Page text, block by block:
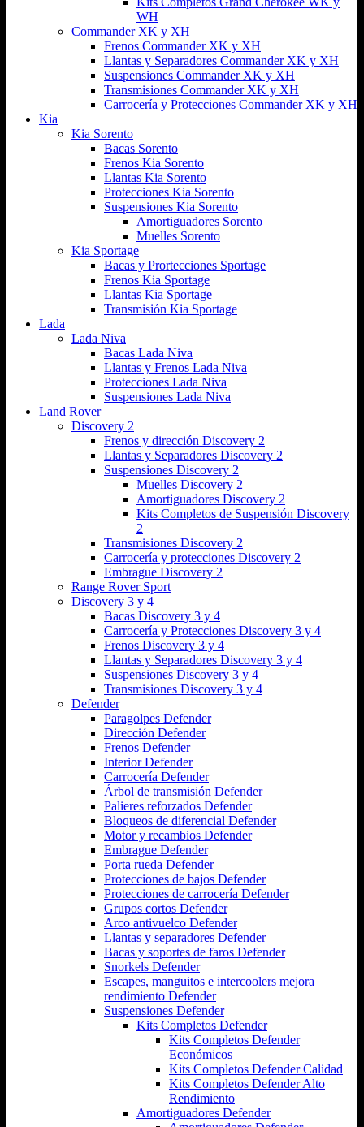
WH
Commander XK y XH
Frenos Commander XK y XH
Llantas y Separadores Commander XK y XH
Suspensiones Commander XK y XH
Transmisiones Commander XK y XH
Carrocería y Protecciones Commander XK y XH
Kia
Kia Sorento
Bacas Sorento
Frenos Kia Sorento
Llantas Kia Sorento
Protecciones Kia Sorento
Suspensiones Kia Sorento
Amortiguadores Sorento
Muelles Sorento
Kia Sportage
Bacas y Prortecciones Sportage
Frenos Kia Sportage
Llantas Kia Sportage
Transmisión Kia Sportage
Lada
Lada Niva
Bacas Lada Niva
Llantas y Frenos Lada Niva
Protecciones Lada Niva
Suspensiones Lada Niva
Land Rover
Discovery 2
Frenos y dirección Discovery 2
Llantas y Separadores Discovery 2
Suspensiones Discovery 2
Muelles Discovery 2
Amortiguadores Discovery 2
Kits Completos de Suspensión Discovery
2
Transmisiones Discovery 2
Carrocería y protecciones Discovery 2
Embrague Discovery 2
Range Rover Sport
Discovery 3 y 4
Bacas Discovery 3 y 4
Carrocería y Protecciones Discovery 3 y 4
Frenos Discovery 3 y 4
Llantas y Separadores Discovery 3 y 4
Suspensiones Discovery 3 y 4
Transmisiones Discovery 3 y 4
Defender
Paragolpes Defender
Dirección Defender
Frenos Defender
Interior Defender
Carrocería Defender
Árbol de transmisión Defender
Palieres reforzados Defender
Bloqueos de diferencial Defender
Motor y recambios Defender
Embrague Defender
Porta rueda Defender
Protecciones de bajos Defender
Protecciones de carrocería Defender
Grupos cortos Defender
Arco antivuelco Defender
Llantas y separadores Defender
Bacas y soportes de faros Defender
Snorkels Defender
Escapes, manguitos e intercoolers mejora
rendimiento Defender
Suspensiones Defender
Kits Completos Defender
Kits Completos Defender
Económicos
Kits Completos Defender Calidad
Kits Completos Defender Alto
Rendimiento
Amortiguadores Defender